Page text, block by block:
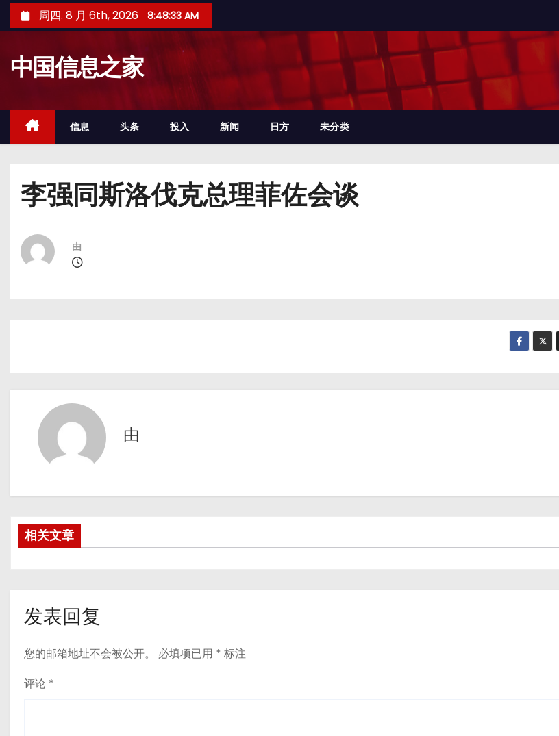
至
周四. 8 月 6th, 2026 8:48:33 AM
中国信息之家
信息 头条 投入 新闻 日方 未分类
李强同斯洛伐克总理菲佐会谈
由
由
相关文章
发表回复
您的邮箱地址不会被公开。 必填项已用 * 标注
评论 *